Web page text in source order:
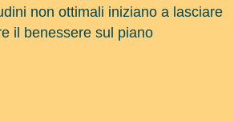
non ottimali iniziano a lasciare
il benessere sul piano